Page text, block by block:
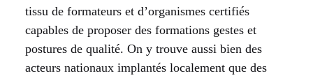
tissu de formateurs et d’organismes certifiés
capables de proposer des formations gestes et
postures de qualité. On y trouve aussi bien des
acteurs nationaux implantés localement que des